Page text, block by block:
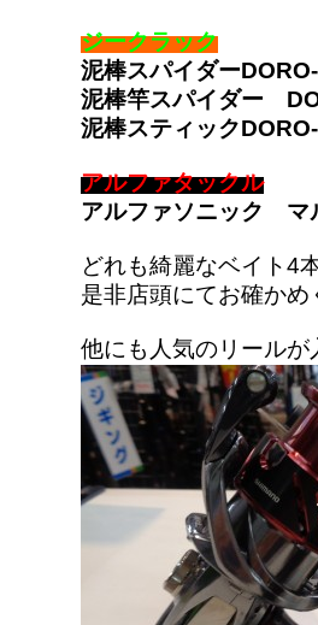
ジークラック
泥棒スパイダー
泥棒竿スパイダー
泥棒スティック
アルファタックル
アルファソニック マ
どれも綺麗なベイト4
是非店頭にてお確かめ
他にも人気のリールが